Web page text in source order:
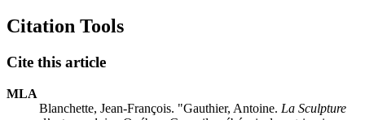
Citation Tools
Cite this article
MLA
Blanchette, Jean-François. "Gauthier, Antoine. La Sculpture